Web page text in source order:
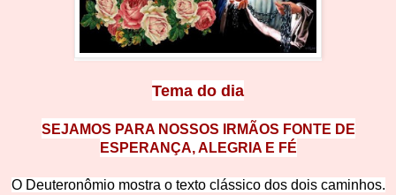
Tema do dia
SEJAMOS PARA NOSSOS IRMÃOS FONTE DE
ESPERANÇA, ALEGRIA E FÉ
O Deuteronômio mostra o texto clássico dos dois caminhos.